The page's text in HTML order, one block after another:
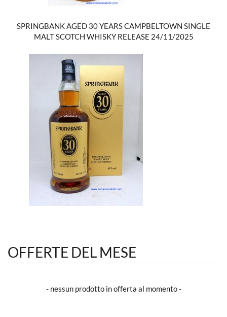
SPRINGBANK AGED 30 YEARS CAMPBELTOWN SINGLE
MALT SCOTCH WHISKY RELEASE 24/11/2025
OFFERTE DEL MESE
- nessun prodotto in offerta al momento -